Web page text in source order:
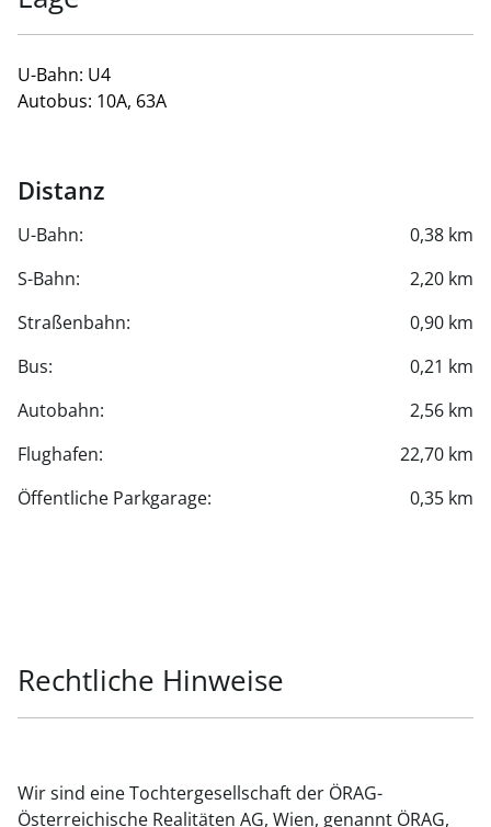
U-Bahn: U4
Autobus: 10A, 63A
Distanz
U-Bahn:
0,38 km
S-Bahn:
2,20 km
Straßenbahn:
0,90 km
Bus:
0,21 km
Autobahn:
2,56 km
Flughafen:
22,70 km
Öffentliche Parkgarage:
0,35 km
Rechtliche Hinweise
Wir sind eine Tochtergesellschaft der ÖRAG-
Österreichische Realitäten AG, Wien, genannt ÖRAG,